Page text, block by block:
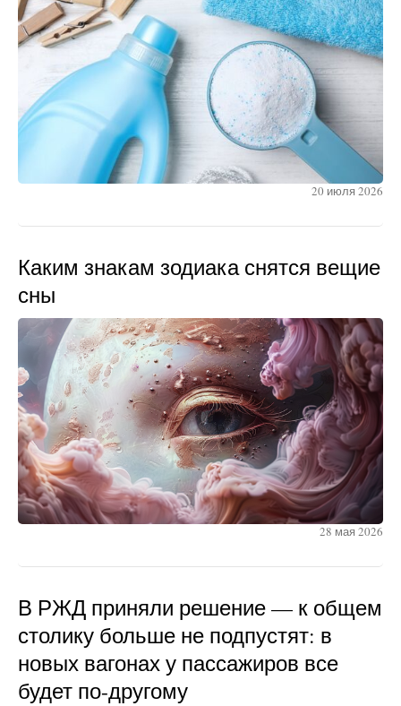
20 июля 2026
Каким знакам зодиака снятся вещие
сны
28 мая 2026
В РЖД приняли решение — к общем
столику больше не подпустят: в
новых вагонах у пассажиров все
будет по-другому